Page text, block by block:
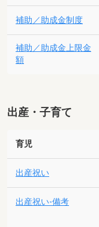
補助／助成金制度
補助／助成金上限金
額
出産・子育て
育児
出産祝い
出産祝い-備考